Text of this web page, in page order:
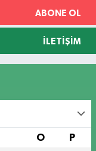
ABONE OL
İLETIŞIM
O P